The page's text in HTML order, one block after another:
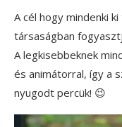
A cél hogy mindenki
társaságban
A legkisebbeknek
és animátorral, így a
nyugodt percük! 😉